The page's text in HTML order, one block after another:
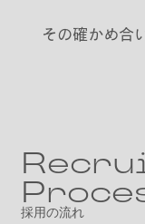
その確かめ合
採用の流れ